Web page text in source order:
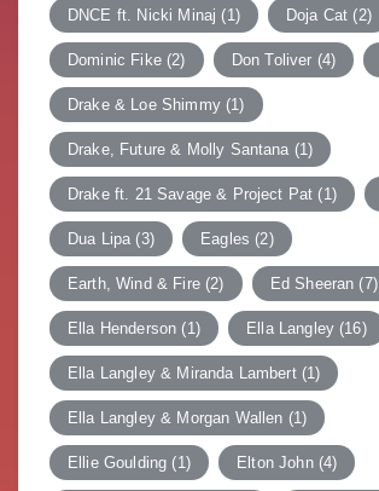
DNCE ft. Nicki Minaj (1) Doja Cat (2)
Dominic Fike(2) Don Toliver (4)
Drake & Loe Shimmy(1)
Drake, Future & Molly Santana (1)
Drake ft. 21 Savage & Project Pat (1)
Dua Lipa (3) Eagles (2)
Earth, Wind & Fire(2) Ed Sheeran (7)
Ella Henderson (1) Ella Langley(16)
Ella Langley & Miranda Lambert(1)
Ella Langley & Morgan Wallen (1)
Ellie Goulding (1) Elton John(4)